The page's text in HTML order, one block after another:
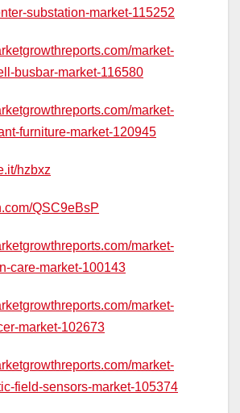
substation-market-115252
market-
busbar-market-116580
market-
furniture-market-120945
hzbxz
QSC9eBsP
market-
care-market-100143
market-
market-102673
market-
field-sensors-market-105374